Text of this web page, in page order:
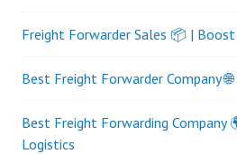
Freight Forwarder Sales 📦 |
Best Freight Forwarder Company
Best Freight Forwarding Company
Logistics